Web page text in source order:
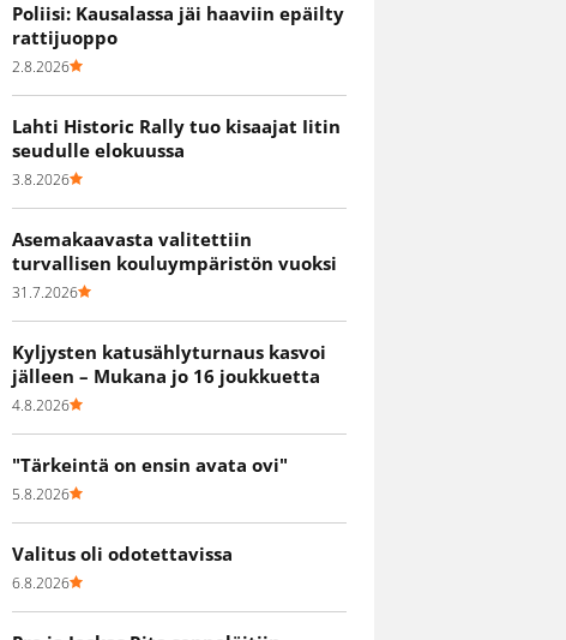
Poliisi: Kausalassa jäi haaviin epäilty
rattijuoppo
2.8.2026
Lahti Historic Rally tuo kisaajat Iitin
seudulle elokuussa
3.8.2026
Asemakaavasta valitettiin
turvallisen kouluympäristön vuoksi
31.7.2026
Kyljysten katusählyturnaus kasvoi
jälleen – Mukana jo 16 joukkuetta
4.8.2026
"Tärkeintä on ensin avata ovi"
5.8.2026
Valitus oli odotettavissa
6.8.2026